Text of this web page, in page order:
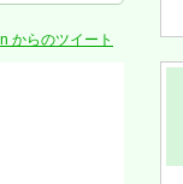
からのツイート